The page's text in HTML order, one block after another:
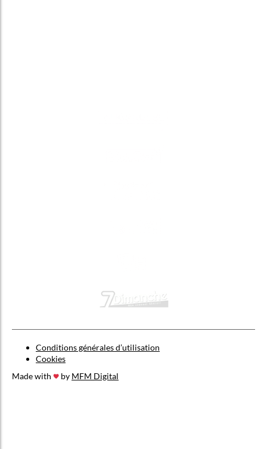
Conditions générales d’utilisation
Cookies
Made with
by MFM Digital